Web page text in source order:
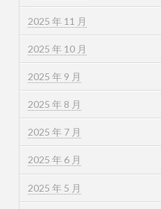
2025 年 11 月
2025 年 10 月
2025 年 9 月
2025 年 8 月
2025 年 7 月
2025 年 6 月
2025 年 5 月